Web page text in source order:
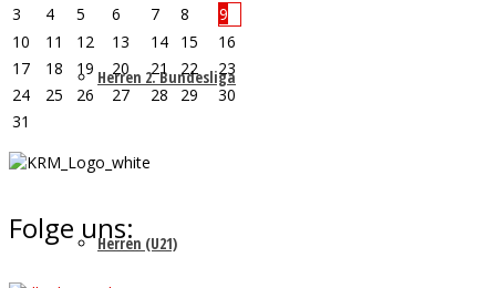
Herren 2. Bundesliga
Herren (U21)
3
4 5 6 7 8
9
10
11 12 13 14 15
16
17
18 19 20 21 22
23
24
25 26 27 28 29
30
31
Folge uns: